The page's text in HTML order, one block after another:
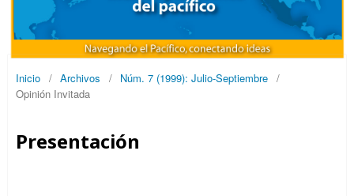
Inicio / Archivos / Núm. 7 (1999): Julio-Septiembre /
Opinión Invitada
Presentación